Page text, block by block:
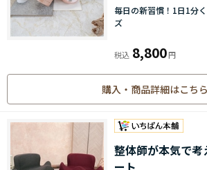
毎日の新習慣！1日1分
ズ
8,800
購入・商品詳細はこちら
整体師が本気で
ート